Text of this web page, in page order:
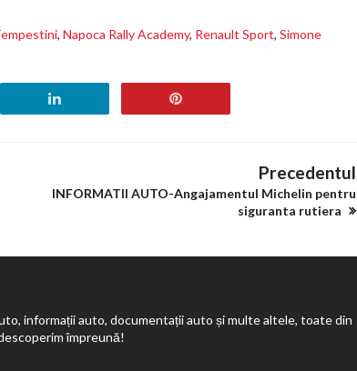
, Napoca Rally Academy, Renault Sport, Simone
Precedentul
INFORMATII AUTO-Angajamentul Michelin pentru
siguranta rutiera
informații auto, documentații auto și multe altele, toate din
împreună!